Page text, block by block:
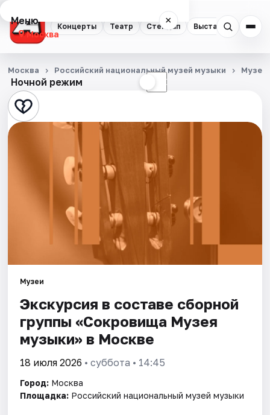
Концерты Театр Стендап Выставки
Меню ×
Москва
Концерты
Театр
Стендап
Города
Площадки
Артисты
Рейтинги
Ночной режим ☾
Москва Российский национальный музей музыки Музеи
Музеи
Экскурсия в составе сборной
группы «Сокровища Музея
музыки» в Москве
18 июля 2026 • суббота • 14:45
Город: Москва
Площадка: Российский национальный музей музыки